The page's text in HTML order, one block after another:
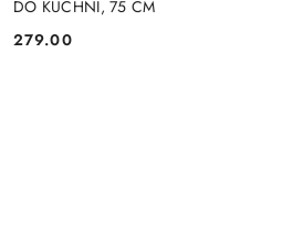
DO KUCHNI, 75 CM
Cena:
279.00